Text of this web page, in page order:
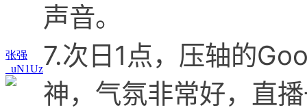
张强
_uN1Uz
声音。
7.次日1点，压轴的
神，气氛非常好，直